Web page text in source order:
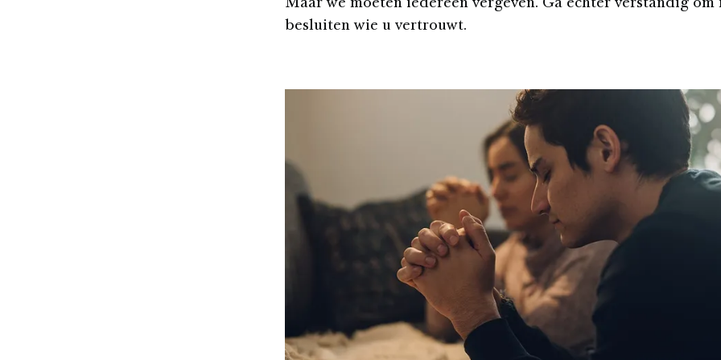
Maar we moeten iedereen vergeven. Ga echter verstandig om
besluiten wie u vertrouwt.